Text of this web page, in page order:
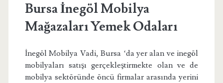
Bursa İnegöl Mobilya
Mağazaları Yemek Odaları
İnegöl Mobilya Vadi, Bursa ‘da yer alan ve inegöl
mobilyaları satışı gerçekleştirmekte olan ve de
mobilya sektöründe öncü firmalar arasında yerini